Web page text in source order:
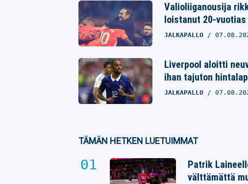
Valioliiganousija
loistanut 20-
JALKAPALLO
Liverpool aloitti
ihan tajuton
JALKAPALLO
TÄMÄN HETKEN LUETUIMMAT
Patrik
välttämättä